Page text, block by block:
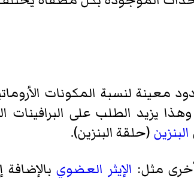
معينة لنسبة المكونات
يزيد الطلب على البرافينات
البنزين (حلقة البنزين).
مثل: الإيثر العضوي